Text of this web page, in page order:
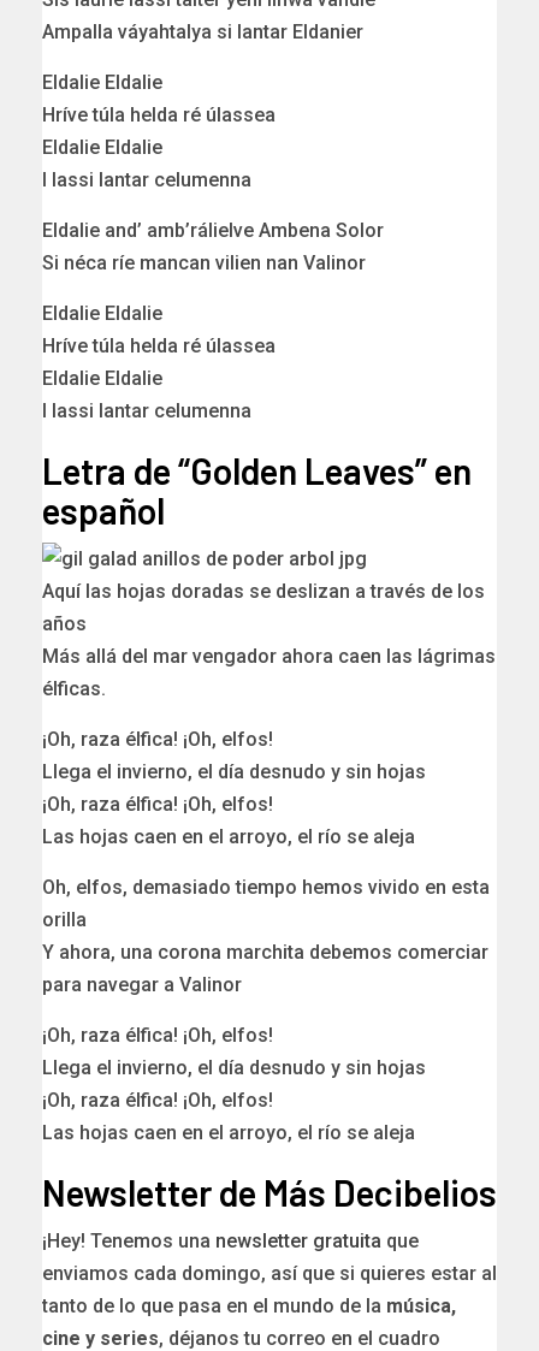
Ampalla váyahtalya si lantar Eldanier
Eldalie Eldalie
Hríve túla helda ré úlassea
Eldalie Eldalie
I lassi lantar celumenna
Eldalie and’ amb’rálielve Ambena Solor
Si néca ríe mancan vilien nan Valinor
Eldalie Eldalie
Hríve túla helda ré úlassea
Eldalie Eldalie
I lassi lantar celumenna
Letra de “Golden Leaves” en
español
Aquí las hojas doradas se deslizan a través de los
años
Más allá del mar vengador ahora caen las lágrimas
élficas.
¡Oh, raza élfica! ¡Oh, elfos!
Llega el invierno, el día desnudo y sin hojas
¡Oh, raza élfica! ¡Oh, elfos!
Las hojas caen en el arroyo, el río se aleja
Oh, elfos, demasiado tiempo hemos vivido en esta
orilla
Y ahora, una corona marchita debemos comerciar
para navegar a Valinor
¡Oh, raza élfica! ¡Oh, elfos!
Llega el invierno, el día desnudo y sin hojas
¡Oh, raza élfica! ¡Oh, elfos!
Las hojas caen en el arroyo, el río se aleja
Newsletter de Más Decibelios
¡Hey! Tenemos una newsletter gratuita que
enviamos cada domingo, así que si quieres estar al
tanto de lo que pasa en el mundo de la música,
cine y series, déjanos tu correo en el cuadro